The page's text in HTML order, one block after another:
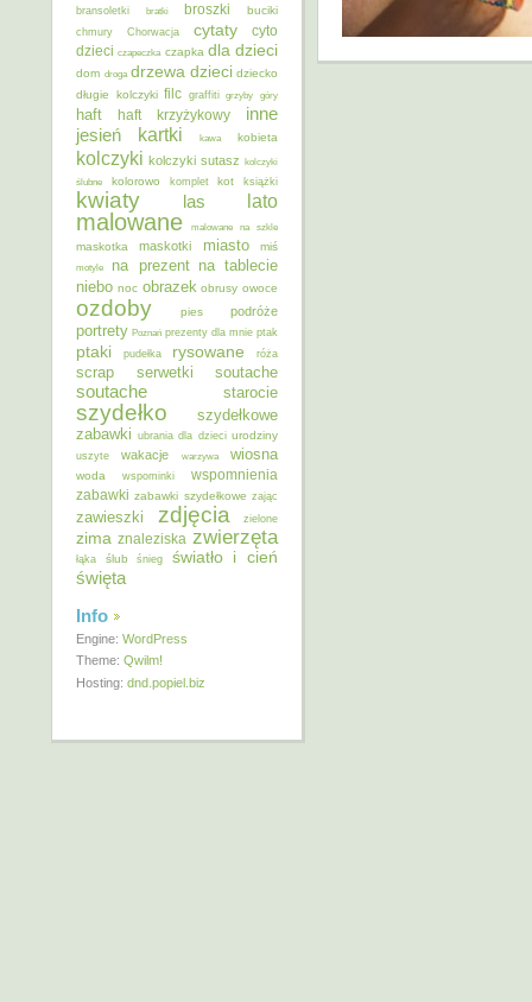
bransoletki
bratki broszki buciki
chmury Chorwacja cytaty
cyto
dzieci czapeczka czapka dla dzieci
dom droga drzewa dzieci dziecko
długie kolczyki filc graffiti grzyby góry
haft haft krzyżykowy inne
jesień kartki kawa kobieta
kolczyki kolczyki sutasz kolczyki
ślubne
kolorowo komplet kot książki
kwiaty las lato
malowane malowane na szkle
maskotka maskotki miasto miś
motyle na prezent na tablecie
niebo noc obrazek obrusy owoce
ozdoby pies podróże
portrety Poznań prezenty dla mnie ptak
ptaki pudełka rysowane róża
scrap serwetki soutache
soutache starocie
szydełko
szydełkowe
zabawki ubrania dla dzieci urodziny
uszyte wakacje warzywa wiosna
woda wspominki
wspomnienia
zabawki zabawki szydełkowe zając
zawieszki zdjęcia zielone
zima znaleziska zwierzęta
łąka ślub śnieg światło i cień
święta
Info
Engine: WordPress
Theme: Qwilm!
Hosting: dnd.popiel.biz